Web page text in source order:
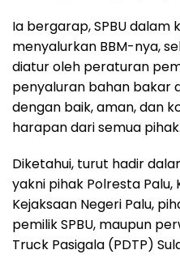
Ia bergarap, SPBU dalam
menyalurkan BBM-nya,
diatur oleh peraturan
penyaluran bahan bakar
dengan baik, aman, dan
harapan dari semua pihak.
Diketahui, turut hadir
yakni pihak Polresta Palu,
Kejaksaan Negeri Palu,
pemilik SPBU, maupun
Truck Pasigala (PDTP)